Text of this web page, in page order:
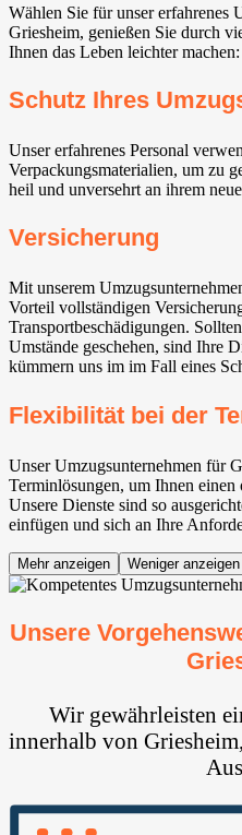
Wählen Sie für unser erfahrenes
Griesheim, genießen Sie durch
Ihnen das Leben leichter machen:
Schutz Ihres
Unser erfahrenes Personal
Verpackungsmaterialien, um zu
heil und unversehrt an ihrem
Versicherung
Mit unserem
Vorteil vollständigen
Transportbeschädigungen.
Umstände geschehen, sind Ihre
kümmern uns im im Fall eines
Flexibilität bei der
Unser Umzugsunternehmen für
Terminlösungen, um Ihnen
Unsere Dienste sind so
einfügen und sich an Ihre
Mehr anzeigen Weniger anzeigen
Unsere
Wir gewährleisten
innerhalb von